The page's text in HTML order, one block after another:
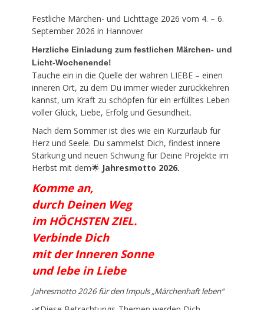
Festliche Märchen- und Lichttage 2026 vom 4. – 6.
September 2026 in Hannover
Herzliche Einladung zum festlichen Märchen- und
Licht-Wochenende!
Tauche ein in die Quelle der wahren LIEBE – einen
inneren Ort, zu dem Du immer wieder zurückkehren
kannst, um Kraft zu schöpfen für ein erfülltes Leben
voller Glück, Liebe, Erfolg und Gesundheit.
Nach dem Sommer ist dies wie ein Kurzurlaub für
Herz und Seele. Du sammelst Dich, findest innere
Stärkung und neuen Schwung für Deine Projekte im
Herbst mit dem🌟 Jahresmotto 2026.
Komme an,
durch Deinen Weg
im HÖCHSTEN ZIEL.
Verbinde Dich
mit der Inneren Sonne
und lebe in Liebe
Jahresmotto 2026 für den Impuls „Märchenhaft leben“